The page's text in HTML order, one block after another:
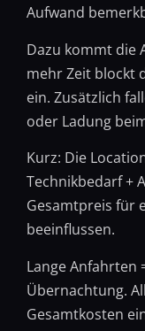
Aufwand
Dazu kommt die
mehr Zeit blockt
ein. Zusätzlich
oder Ladung
Kurz: Die
Technikbedarf +
Gesamtpreis für
beeinflussen.
Lange Anfahrten
Übernachtung.
Gesamtkosten